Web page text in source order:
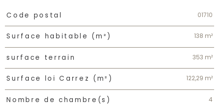
Caractéristiques Valeurs
Code postal 01710
Surface habitable (m²) 138 m²
surface terrain 353 m²
Surface loi Carrez (m²) 122,29 m²
Nombre de chambre(s) 4